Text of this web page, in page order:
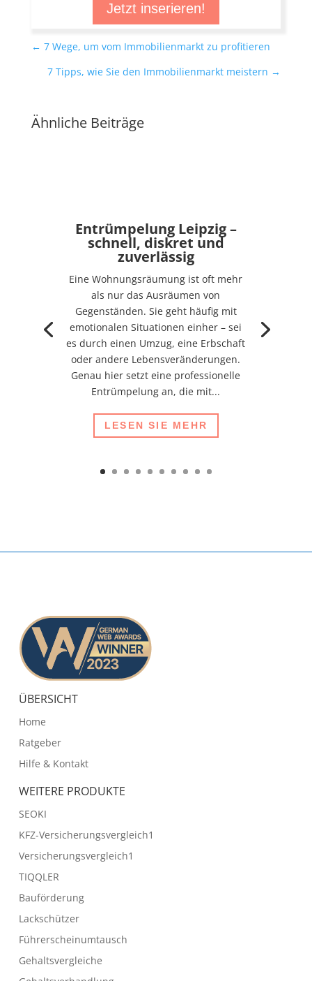
Jetzt inserieren!
← 7 Wege, um vom Immobilienmarkt zu profitieren
7 Tipps, wie Sie den Immobilienmarkt meistern →
Ähnliche Beiträge
Entrümpelung Leipzig –
schnell, diskret und
zuverlässig
Eine Wohnungsräumung ist oft mehr
als nur das Ausräumen von
Gegenständen. Sie geht häufig mit
emotionalen Situationen einher – sei
es durch einen Umzug, eine Erbschaft
oder andere Lebensveränderungen.
Genau hier setzt eine professionelle
Entrümpelung an, die mit...
LESEN SIE MEHR
ÜBERSICHT
Home
Ratgeber
Hilfe & Kontakt
WEITERE PRODUKTE
SEOKI
KFZ-Versicherungsvergleich1
Versicherungsvergleich1
TIQQLER
Bauförderung
Lackschützer
Führerscheinumtausch
Gehaltsvergleiche